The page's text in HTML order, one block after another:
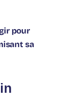
pour
sa